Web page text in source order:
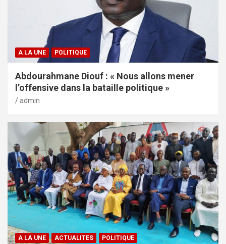
A LA UNE POLITIQUE
Abdourahmane Diouf : « Nous allons mener
l’offensive dans la bataille politique »
admin
A LA UNE ACTUALITES POLITIQUE